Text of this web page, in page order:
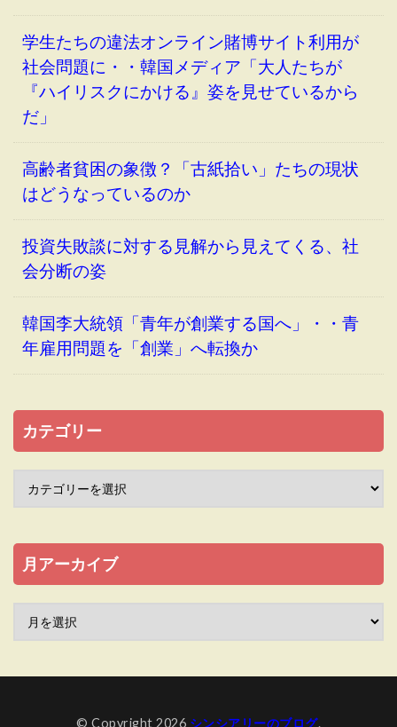
学生たちの違法オンライン賭博サイト利用が
社会問題に・・韓国メディア「大人たちが
『ハイリスクにかける』姿を見せているから
だ」
高齢者貧困の象徴？「古紙拾い」たちの現状
はどうなっているのか
投資失敗談に対する見解から見えてくる、社
会分断の姿
韓国李大統領「青年が創業する国へ」・・青
年雇用問題を「創業」へ転換か
カテゴリー
月アーカイブ
© Copyright 2026 シンシアリーのブログ.